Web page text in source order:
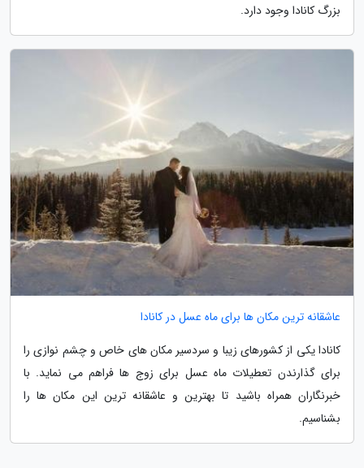
بزرگ کانادا وجود دارد.
عاشقانه ترین مکان ها برای ماه عسل در کانادا
کانادا یکی از کشورهای زیبا و سردسیر مکان های خاص و چشم نوازی را
برای گذارندن تعطیلات ماه عسل برای زوج ها فراهم می نماید. با
خبرنگاران همراه باشید تا بهترین و عاشقانه ترین این مکان ها را
بشناسیم.